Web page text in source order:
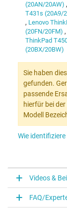
(20AN/20AW) ,
T431s (20A9/
, Lenovo
(20FN/20FM) ,
ThinkPad
(20BX/20BW)
Sie haben
gefunden.
passende
hierfür bei
Modell
Wie
Videos &
FAQ/